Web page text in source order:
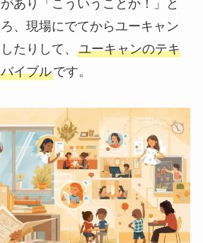
あり「こういうことか！」と
、現場にでてからユーキャン
たりして、 ユーキャンのテキ
イブルです。